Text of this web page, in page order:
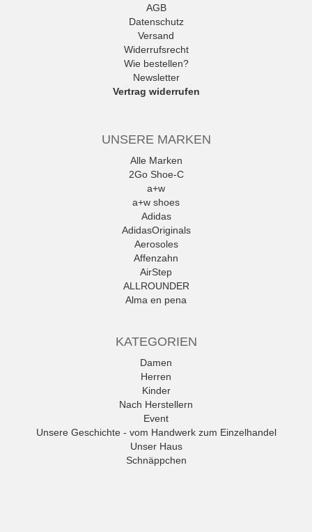
AGB
Datenschutz
Versand
Widerrufsrecht
Wie bestellen?
Newsletter
Vertrag widerrufen
UNSERE MARKEN
Alle Marken
2Go Shoe-C
a+w
a+w shoes
Adidas
AdidasOriginals
Aerosoles
Affenzahn
AirStep
ALLROUNDER
Alma en pena
Amani
Andrea Conti
ANWR
anwr Schuh
ANXXXX
Apple of Eden
Ara
Mehr
KATEGORIEN
Damen
Herren
Kinder
Nach Herstellern
Event
Unsere Geschichte - vom Handwerk zum Einzelhandel
Unser Haus
Schnäppchen